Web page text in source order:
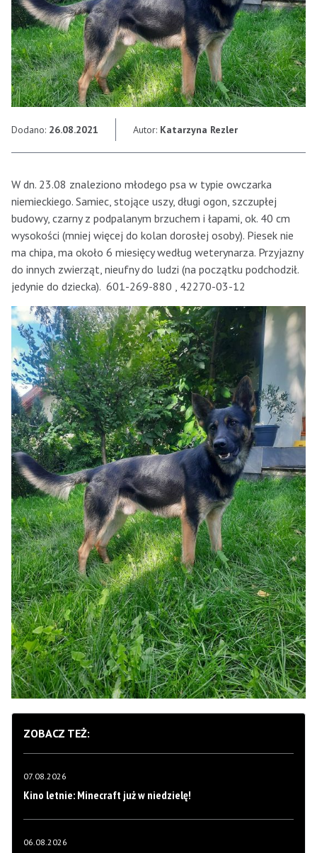
Dodano: 26.08.2021 Autor: Katarzyna Rezler
W dn. 23.08 znaleziono młodego psa w typie owczarka
niemieckiego. Samiec, stojące uszy, długi ogon, szczupłej
budowy, czarny z podpalanym brzuchem i łapami, ok. 40 cm
wysokości (mniej więcej do kolan dorosłej osoby). Piesek nie
ma chipa, ma około 6 miesięcy według weterynarza. Przyjazny
do innych zwierząt, nieufny do ludzi (na początku podchodził.
jedynie do dziecka). 601-269-880 , 42270-03-12
ZOBACZ TEŻ:
07.08.2026
Kino letnie: Minecraft już w niedzielę!
06.08.2026